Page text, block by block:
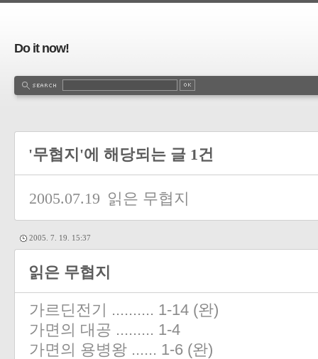
Do it now!
'무협지'에 해당되는 글 1건
2005.07.19 읽은 무협지
2005. 7. 19. 15:37
읽은 무협지
가르딘전기 .......... 1-14 (완)
가면의 대공 ......... 1-4
가면의 용병왕 ...... 1-6 (완)